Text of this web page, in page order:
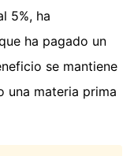
5%, ha
ha pagado un
se mantiene
una materia prima